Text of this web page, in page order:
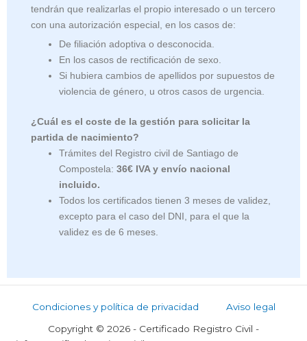
tendrán que realizarlas el propio interesado o un tercero
con una autorización especial, en los casos de:
De filiación adoptiva o desconocida.
En los casos de rectificación de sexo.
Si hubiera cambios de apellidos por supuestos de
violencia de género, u otros casos de urgencia.
¿Cuál es el coste de la gestión para solicitar la
partida de nacimiento?
Trámites del Registro civil de Santiago de
Compostela:36€ IVA y envío nacional
incluido.
Todos los certificados tienen 3 meses de validez,
excepto para el caso del DNI, para el que la
validez es de 6 meses.
Condiciones y política de privacidad
Aviso legal
Copyright © 2026 - Certificado Registro Civil -